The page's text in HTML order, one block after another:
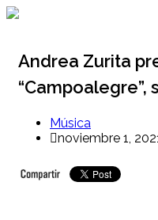
Ir
Andrea Zurita
“Campoalegre”,
Música
noviembre 1,